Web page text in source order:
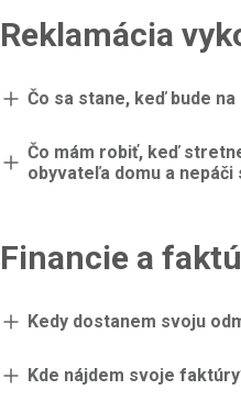
Reklamácia
Čo sa stane, keď bude
Čo mám robiť, keď
obyvateľa domu a
Financie a
Kedy dostanem svoju
Kde nájdem svoje